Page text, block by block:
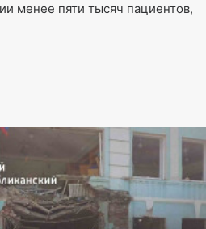
менее пяти тысяч пациентов,